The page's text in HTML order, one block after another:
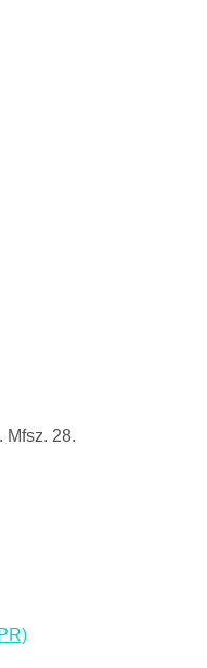
Mfsz. 28.